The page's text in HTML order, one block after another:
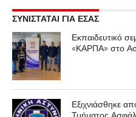
ΣΥΝΙΣΤΑΤΑΙ ΓΙΑ ΕΣΑΣ
Εκπαιδευτικό
«ΚΑΡΠΑ» στο
Εξιχνιάσθηκε